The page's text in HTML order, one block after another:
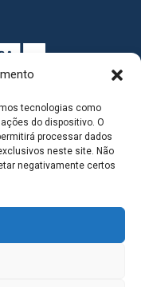
tecnologias como
do dispositivo. O
processar dados
neste site. Não
negativamente certos
- Avenida